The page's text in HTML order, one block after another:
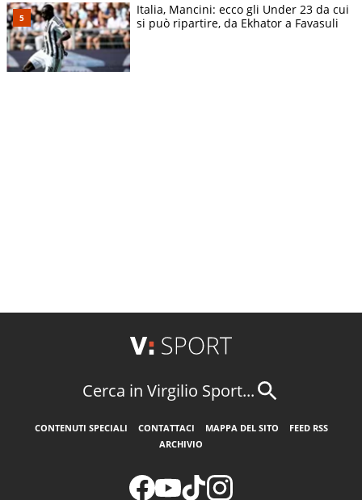
Italia, Mancini: ecco gli Under 23 da cui
si può ripartire, da Ekhator a Favasuli
Cerca in Virgilio Sport...
CONTENUTI SPECIALI CONTATTACI MAPPA DEL SITO
FEED RSS
ARCHIVIO